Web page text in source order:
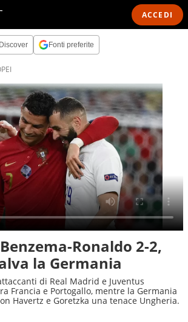
ACCEDI
Fonti preferite
Ronaldo 2-2,
la Germania
di Real Madrid e Juventus
Francia e Portogallo, mentre la Germania
Havertz e Goretzka una tenace Ungheria.